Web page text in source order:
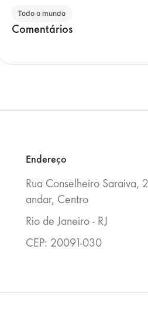
Todo o mundo
Comentários
Endereço
Rua Conselheiro Saraiva,
andar, Centro
Rio de Janeiro - RJ
CEP: 20091-030